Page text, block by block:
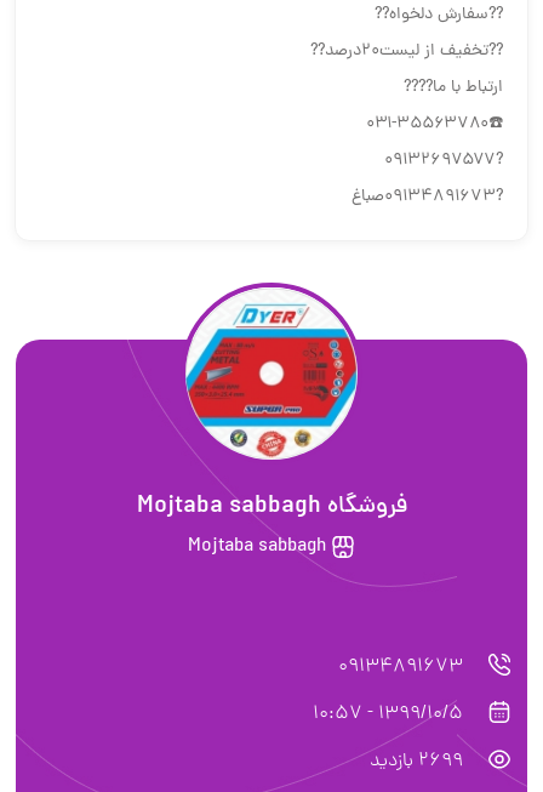
??سفارش دلخواه??
??تخفیف از لیست۲۰درصد??
ارتباط با ما????
☎️۰۳۱-۳۵۵۶۳۷۸۰
?۰۹۱۳۲۶۹۷۵۷۷
?۰۹۱۳۴۸۹۱۶۷۳صباغ
فروشگاه Mojtaba sabbagh
Mojtaba sabbagh
09134891673
1399/10/5 - 10:57
2699 بازدید